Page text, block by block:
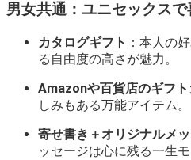
男女共通：ユニセックス
カタログギフト ：本人の
る自由度の高さが魅力。
Amazonや百貨店のギフト
しみもある万能アイテム。
寄せ書き＋オリジナルメ
ッセージは心に残る一生モ